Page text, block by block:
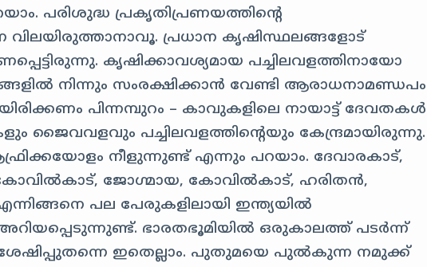
പരിശുദ്ധ പ്രകൃതിപ്രണയത്തിന്റെ
വിലയിരുത്താനാവൂ. പ്രധാന കൃഷിസ്ഥലങ്ങളോട്
കൃഷിക്കാവശ്യമായ പച്ചിലവളത്തിനായോ
നിന്നും സംരക്ഷിക്കാൻ വേണ്ടി ആരാധനാമണ്ഡപം
പിന്നമ്പുറം – കാവുകളിലെ നായാട്ട് ദേവതകൾ
പച്ചിലവളത്തിന്റെയും കേന്ദ്രമായിരുന്നു.
നീളുന്നുണ്ട് എന്നും പറയാം. ദേവാരകാട്,
, ജോഗ്മായ, കോവില്‍കാട്, ഹരിതന്‍,
പല പേരുകളിലായി ഇന്ത്യയിൽ
ഭാരതഭൂമിയിൽ ഒരുകാലത്ത് പടർന്ന്
ശേഷിപ്പുതന്നെ ഇതെല്ലാം. പുതുമയെ പുൽകുന്ന നമുക്ക്